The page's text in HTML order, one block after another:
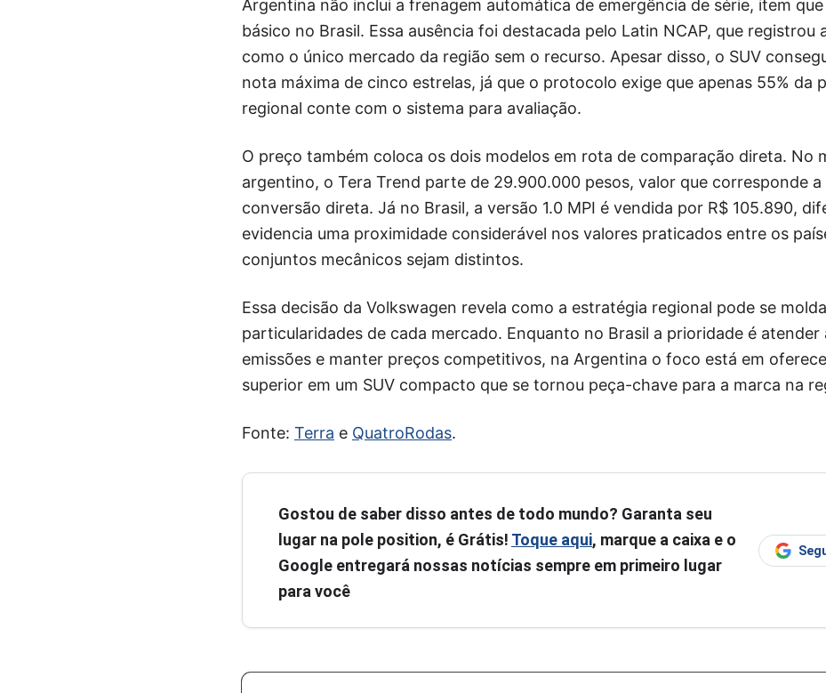
Argentina não inclui a frenagem automática de emergência de série, item
básico no Brasil. Essa ausência foi destacada pelo Latin NCAP, que registrou
como o único mercado da região sem o recurso. Apesar disso, o SUV
nota máxima de cinco estrelas, já que o protocolo exige que apenas 55% da
regional conte com o sistema para avaliação.
O preço também coloca os dois modelos em rota de comparação direta. No
argentino, o Tera Trend parte de 29.900.000 pesos, valor que corresponde a
conversão direta. Já no Brasil, a versão 1.0 MPI é vendida por R$ 105.890,
evidencia uma proximidade considerável nos valores praticados entre os
conjuntos mecânicos sejam distintos.
Essa decisão da Volkswagen revela como a estratégia regional pode se
particularidades de cada mercado. Enquanto no Brasil a prioridade é atender
emissões e manter preços competitivos, na Argentina o foco está em
superior em um SUV compacto que se tornou peça-chave para a marca na
Fonte: Terra e QuatroRodas.
Gostou de saber disso antes de todo mundo? Garanta seu
lugar na pole position, é Grátis! Toque aqui, marque a caixa e o
Google entregará nossas notícias sempre em primeiro lugar
para você